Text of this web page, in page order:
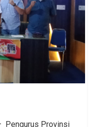
Pengurus Provinsi